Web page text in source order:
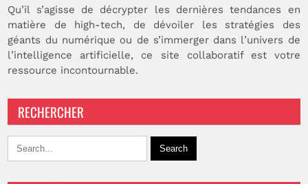
Qu’il s’agisse de décrypter les dernières tendances en
matière de high-tech, de dévoiler les stratégies des
géants du numérique ou de s’immerger dans l’univers de
l’intelligence artificielle, ce site collaboratif est votre
ressource incontournable.
RECHERCHER